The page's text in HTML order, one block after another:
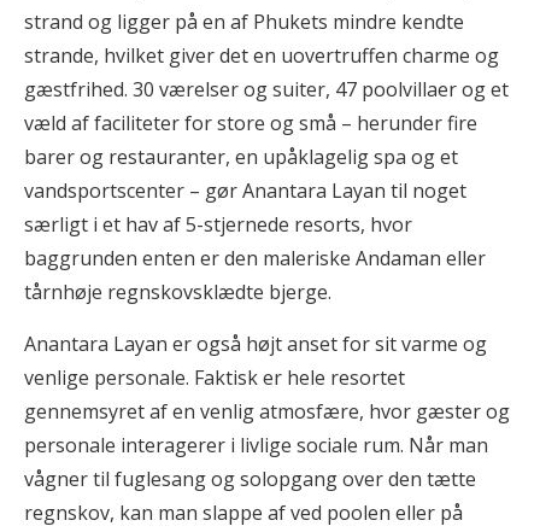
strand og ligger på en af Phukets mindre kendte
strande, hvilket giver det en uovertruffen charme og
gæstfrihed. 30 værelser og suiter, 47 poolvillaer og et
væld af faciliteter for store og små – herunder fire
barer og restauranter, en upåklagelig spa og et
vandsportscenter – gør Anantara Layan til noget
særligt i et hav af 5-stjernede resorts, hvor
baggrunden enten er den maleriske Andaman eller
tårnhøje regnskovsklædte bjerge.
Anantara Layan er også højt anset for sit varme og
venlige personale. Faktisk er hele resortet
gennemsyret af en venlig atmosfære, hvor gæster og
personale interagerer i livlige sociale rum. Når man
vågner til fuglesang og solopgang over den tætte
regnskov, kan man slappe af ved poolen eller på